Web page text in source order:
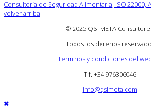
Consultoría de Seguridad Alimentaria, ISO 22000,
volver arriba
© 2025 QSI META
Todos los derehos
Terminos y condiciones del
Tlf. +34 976306046
info@qsimeta.com